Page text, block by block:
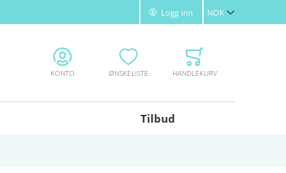
Logg inn ValutaNOK
KONTO ØNSKELISTE HANDLEKURV
Tilbud